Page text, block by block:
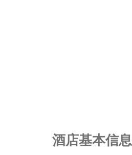
酒店基本信息